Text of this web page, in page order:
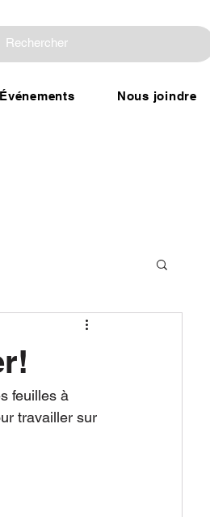
Événements Nous joindre
feuilles à
travailler sur